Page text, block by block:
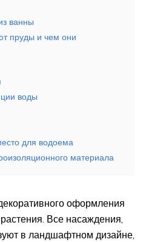
ванны
пруды и чем они
воды
для водоема
материала
оформления
Все насаждения,
в ландшафтном дизайне,